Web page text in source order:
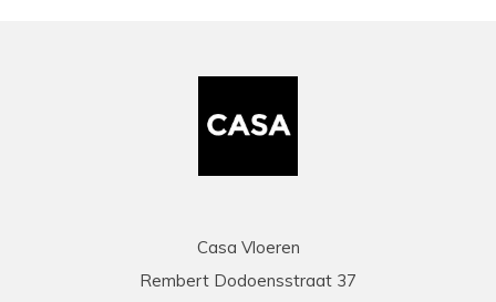
Casa Vloeren
Rembert Dodoensstraat 37